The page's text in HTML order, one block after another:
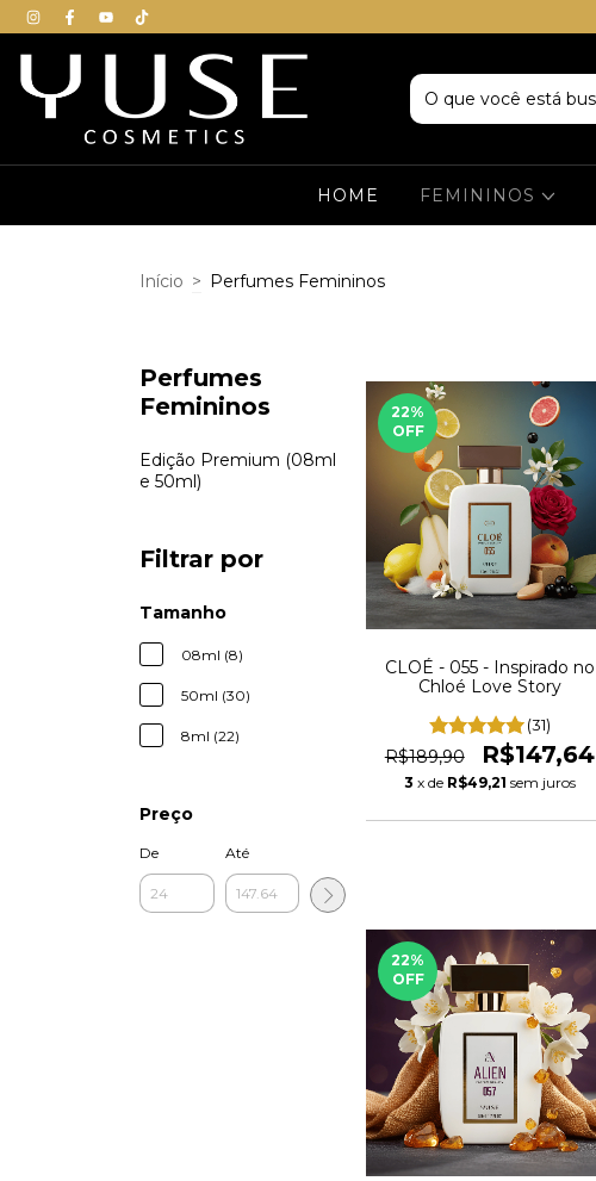
HOME FEMININOS
Início > Perfumes Femininos
Perfumes
Femininos
Edição Premium (08ml
e 50ml)
Filtrar por
Tamanho
08ml (8)
50ml (30)
8ml (22)
Preço
De Até
22%
OFF
CLOÉ - 055 - Inspirado no
Chloé Love Story
(31)
R$189,90 R$147,64
3 x de R$49,21 sem juros
22%
OFF